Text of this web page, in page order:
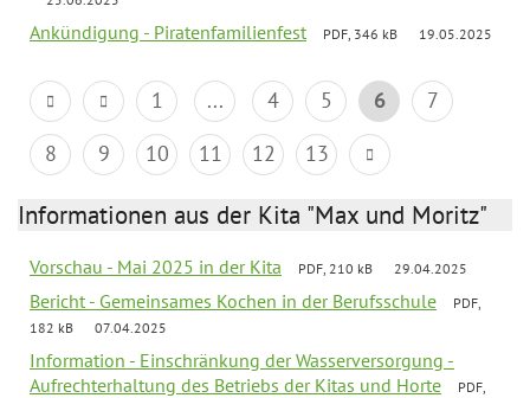
Ankündigung - Piratenfamilienfest PDF, 346 kB 19.05.2025
1 ... 4 5 6
7
8
9 10 11 12 13
Informationen aus der Kita "Max und Moritz"
Vorschau - Mai 2025 in der Kita PDF, 210 kB 29.04.2025
Bericht - Gemeinsames Kochen in der Berufsschule
PDF,
182 kB
07.04.2025
Information - Einschränkung der Wasserversorgung -
Aufrechterhaltung des Betriebs der Kitas und Horte
PDF,